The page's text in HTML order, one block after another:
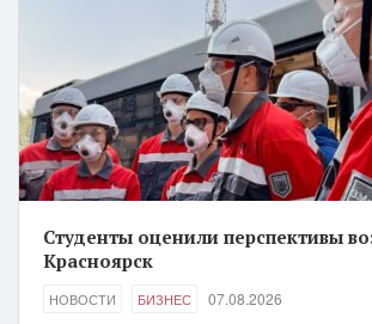
Студенты оценили перспективы
Красноярск
НОВОСТИ БИЗНЕС 07.08.2026